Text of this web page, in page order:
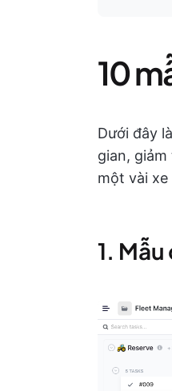
10
Dưới đây
gian,
một vài
1.